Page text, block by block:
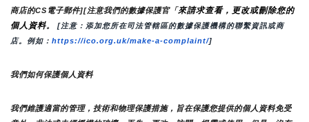
商店的CS電子郵件][注意我們的數據保護官「來請求查看，更改或刪除您的
個人資料。
[注意：添加您所在司法管轄區的數據保護機構的聯繫資訊或商
店。例如： https://ico.org.uk/make-a-complaint/]
我們如何保護個人資料
我們維護適當的管理，技術和物理保護措施，旨在保護您提供的個人資料免受